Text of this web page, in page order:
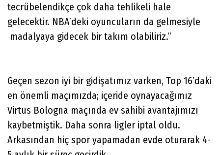
tecrübelendikçe çok daha tehlikeli hale
gelecektir. NBA’deki oyuncuların da gelmesiyle
madalyaya gidecek bir takım olabiliriz.”
Geçen sezon iyi bir gidişatımız varken, Top 16’daki
en önemli maçımızda; içeride oynayacağımız
Virtus Bologna maçında ev sahibi avantajımızı
kaybetmiştik. Daha sonra ligler iptal oldu.
Arkasından hiç spor yapamadan evde oturarak 4-